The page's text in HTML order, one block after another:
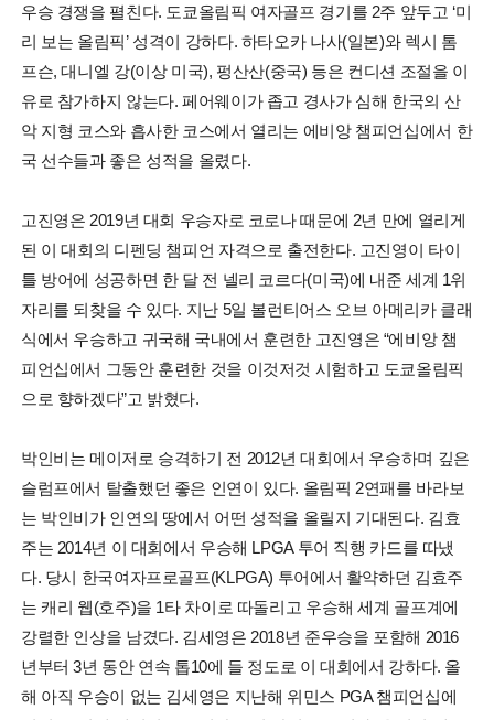
우승 경쟁을 펼친다. 도쿄올림픽 여자골프 경기를 2주 앞두고 ‘미
리 보는 올림픽’ 성격이 강하다. 하타오카 나사(일본)와 렉시 톰
프슨, 대니엘 강(이상 미국), 펑산산(중국) 등은 컨디션 조절을 이
유로 참가하지 않는다. 페어웨이가 좁고 경사가 심해 한국의 산
악 지형 코스와 흡사한 코스에서 열리는 에비앙 챔피언십에서 한
국 선수들과 좋은 성적을 올렸다.
고진영은 2019년 대회 우승자로 코로나 때문에 2년 만에 열리게
된 이 대회의 디펜딩 챔피언 자격으로 출전한다. 고진영이 타이
틀 방어에 성공하면 한 달 전 넬리 코르다(미국)에 내준 세계 1위
자리를 되찾을 수 있다. 지난 5일 볼런티어스 오브 아메리카 클래
식에서 우승하고 귀국해 국내에서 훈련한 고진영은 “에비앙 챔
피언십에서 그동안 훈련한 것을 이것저것 시험하고 도쿄올림픽
으로 향하겠다”고 밝혔다.
박인비는 메이저로 승격하기 전 2012년 대회에서 우승하며 깊은
슬럼프에서 탈출했던 좋은 인연이 있다. 올림픽 2연패를 바라보
는 박인비가 인연의 땅에서 어떤 성적을 올릴지 기대된다. 김효
주는 2014년 이 대회에서 우승해 LPGA 투어 직행 카드를 따냈
다. 당시 한국여자프로골프(KLPGA) 투어에서 활약하던 김효주
는 캐리 웹(호주)을 1타 차이로 따돌리고 우승해 세계 골프계에
강렬한 인상을 남겼다. 김세영은 2018년 준우승을 포함해 2016
년부터 3년 동안 연속 톱10에 들 정도로 이 대회에서 강하다. 올
해 아직 우승이 없는 김세영은 지난해 위민스 PGA 챔피언십에